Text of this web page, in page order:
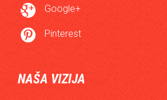
 Google+
 Pinterest
NAŠA VIZIJA